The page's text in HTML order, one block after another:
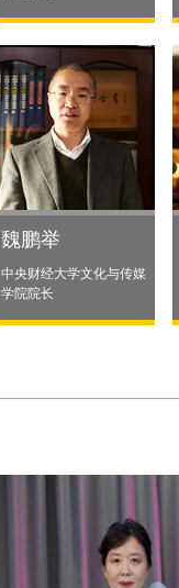
魏鹏举
中央财经大学文化与传媒
学院院长